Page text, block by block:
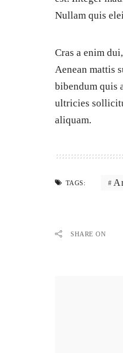
Nullam quis
Cras a enim
Aenean mattis
bibendum quis
ultricies
aliquam.
TAGS:
SHARE ON